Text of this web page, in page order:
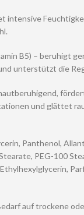
intensive
B5) – beruhigt
unterstützt die
und glättet
Panthenol,
PEG-100
auf trockene